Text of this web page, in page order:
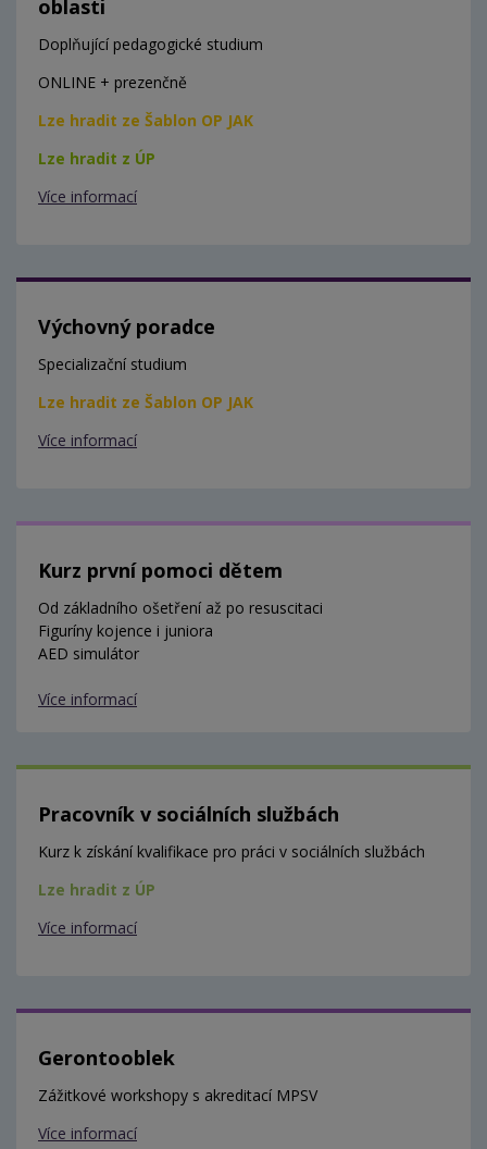
oblasti
Doplňující pedagogické studium
ONLINE + prezenčně
Lze hradit ze Šablon OP JAK
Lze hradit z ÚP
Více informací
Výchovný poradce
Specializační studium
Lze hradit ze Šablon OP JAK
Více informací
Kurz první pomoci dětem
Od základního ošetření až po resuscitaci
Figuríny kojence i juniora
AED simulátor
Více informací
Pracovník v sociálních službách
Kurz k získání kvalifikace pro práci v sociálních službách
Lze hradit z ÚP
Více informací
Gerontooblek
Zážitkové workshopy s akreditací MPSV
Více informací